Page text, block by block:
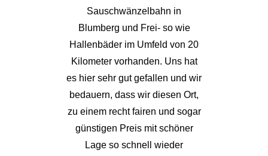
Sauschwänzelbahn in
Blumberg und Frei- so wie
Hallenbäder im Umfeld von 20
Kilometer vorhanden. Uns hat
es hier sehr gut gefallen und wir
bedauern, dass wir diesen Ort,
zu einem recht fairen und sogar
günstigen Preis mit schöner
Lage so schnell wieder